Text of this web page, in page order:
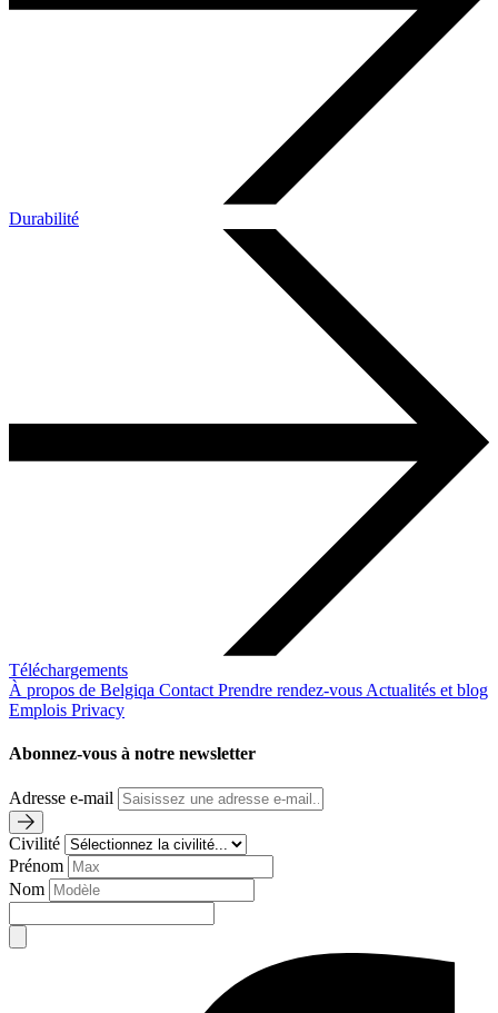
Durabilité
Téléchargements
À propos de Belgiqa Contact Prendre rendez-vous Actualités et blog
Emplois Privacy
Abonnez-vous à notre newsletter
Adresse e-mail
Civilité
Prénom
Nom